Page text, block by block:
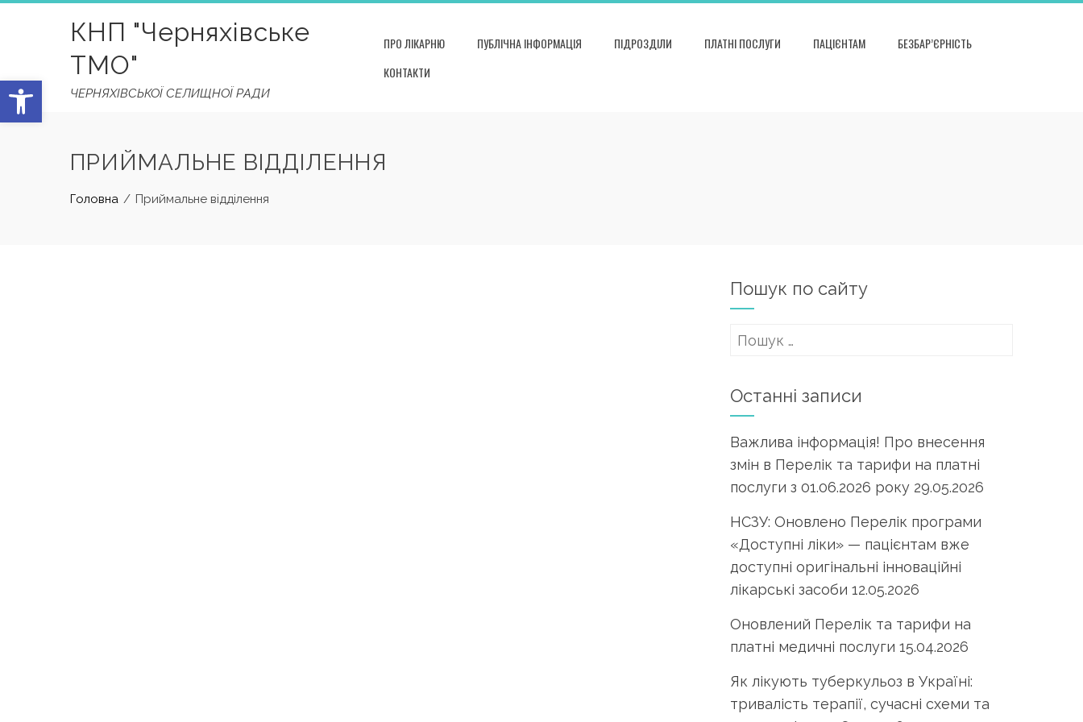
КНП "Черняхівське
ТМО"
ЧЕРНЯХІВСЬКОЇ СЕЛИЩНОЇ РАДИ
ПРО ЛІКАРНЮ ПУБЛІЧНА ІНФОРМАЦІЯ ПІДРОЗДІЛИ ПЛАТНІ ПОСЛУГИ ПАЦІЄНТАМ
БЕЗБАР’ЄРНІСТЬ
КОНТАКТИ
ПРИЙМАЛЬНЕ ВІДДІЛЕННЯ
Головна Приймальне відділення
Пошук по сайту
Пошук:
Останні записи
Важлива інформація! Про внесення
змін в Перелік та тарифи на платні
послуги з 01.06.2026 року 29.05.2026
НСЗУ: Оновлено Перелік програми
«Доступні ліки» — пацієнтам вже
доступні оригінальні інноваційні
лікарські засоби 12.05.2026
Оновлений Перелік та тарифи на
платні медичні послуги 15.04.2026
Як лікують туберкульоз в Україні:
тривалість терапії, сучасні схеми та
Відкрити Панель інструментів